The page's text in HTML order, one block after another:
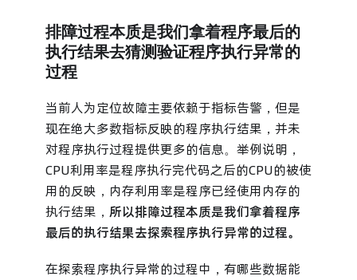
排障过程本质是我们拿着程序最后的
执行结果去猜测验证程序执行异常的
过程
当前人为定位故障主要依赖于指标告警，但是
现在绝大多数指标反映的程序执行结果，并未
对程序执行过程提供更多的信息。举例说明，
CPU利用率是程序执行完代码之后的CPU的被使
用的反映，内存利用率是程序已经使用内存的
执行结果， 所以排障过程本质是我们拿着程序
最后的执行结果去探索程序执行异常的过程。
在探索程序执行异常的过程中，有哪些数据能